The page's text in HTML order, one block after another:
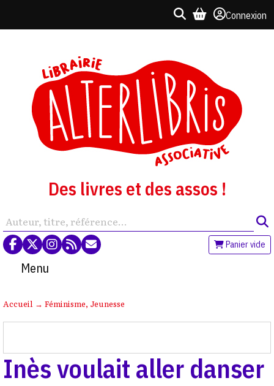
Connexion
Des livres et des assos !
Panier vide
Menu
Accueil → Féminisme, Jeunesse
Inès voulait aller danser